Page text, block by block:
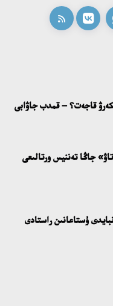
مە، الدە باسەكەلەسى
اشىلعانىنا 20 جىل: نەگىزگى جەتىستىكتەرى مەن
نازار اۋداردى
تاسىلدەرى ەنگىزىلەدى
ۇلتتىق مۇددەنى قورعاۋ
قاجەت؟ – قمدب جاۋابى
جاڭا تەننيس ورتالىعى
ۇستاعانىن راستادى